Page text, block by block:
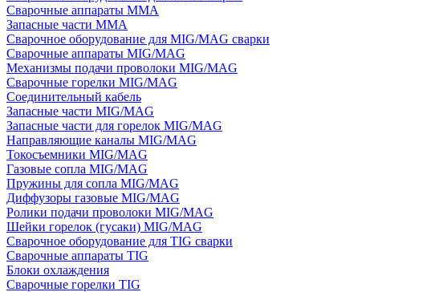
Сварочные аппараты MMA
Запасные части MMA
Сварочное оборудование для MIG/MAG сварки
Сварочные аппараты MIG/MAG
Механизмы подачи проволоки MIG/MAG
Сварочные горелки MIG/MAG
Соединительный кабель
Запасные части MIG/MAG
Запасные части для горелок MIG/MAG
Направляющие каналы MIG/MAG
Токосъемники MIG/MAG
Газовые сопла MIG/MAG
Пружины для сопла MIG/MAG
Диффузоры газовые MIG/MAG
Ролики подачи проволоки MIG/MAG
Шейки горелок (гусаки) MIG/MAG
Сварочное оборудование для TIG сварки
Сварочные аппараты TIG
Блоки охлаждения
Сварочные горелки TIG